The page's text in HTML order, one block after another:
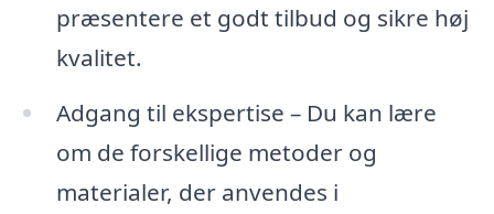
præsentere et godt tilbud og sikre høj
kvalitet.
Adgang til ekspertise – Du kan lære
om de forskellige metoder og
materialer, der anvendes i